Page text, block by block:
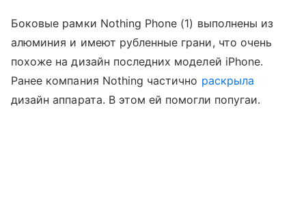
Боковые рамки Nothing Phone (1) выполнены из
алюминия и имеют рубленные грани, что очень
похоже на дизайн последних моделей iPhone.
Ранее компания Nothing частично раскрыла
дизайн аппарата. В этом ей помогли попугаи.